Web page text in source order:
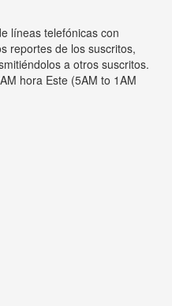
líneas telefónicas con
reportes de los suscritos,
a otros suscritos.
hora Este (5AM to 1AM